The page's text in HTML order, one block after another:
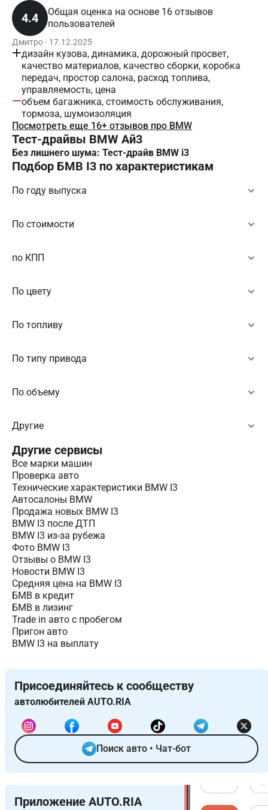
4.4
Общая оценка на основе 16 отзывов
пользователей
Дмитро · 17.12.2025
дизайн кузова, динамика, дорожный просвет,
качество материалов, качество сборки, коробка
передач, простор салона, расход топлива,
управляемость, цена
объем багажника, стоимость обслуживания,
тормоза, шумоизоляция
Посмотреть еще 16+ отзывов про BMW
Тест-драйвы BMW Ай3
Без лишнего шума: Тест-драйв BMW i3
Подбор БМВ I3 по характеристикам
По году выпуска
По стоимости
по КПП
По цвету
По топливу
По типу привода
По объему
Другие
Другие сервисы
Все марки машин
Проверка авто
Технические характеристики BMW I3
Автосалоны BMW
Продажа новых BMW I3
BMW I3 после ДТП
BMW I3 из-за рубежа
Фото BMW I3
Отзывы о BMW I3
Новости BMW I3
Средняя цена на BMW I3
БМВ в кредит
БМВ в лизинг
Trade in авто c пробегом
Пригон авто
BMW I3 на выплату
Присоединяйтесь к сообществу
автолюбителей AUTO.RIA
Поиск авто • Чат-бот
Приложение AUTO.RIA